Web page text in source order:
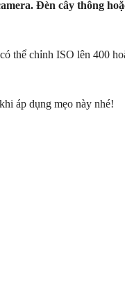
Đèn cây thông
thể chỉnh ISO lên 400
áp dụng mẹo này nhé!